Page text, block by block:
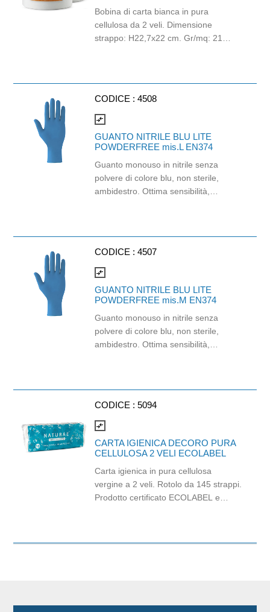
Bobina di carta bianca in pura
cellulosa da 2 veli. Dimensione
strappo: H22,7x22 cm. Gr/mq: 21
CODICE : 4508
compare_arrows
GUANTO NITRILE BLU LITE
POWDERFREE mis.L EN374
Guanto monouso in nitrile senza
polvere di colore blu, non sterile,
ambidestro. Ottima sensibilità,
(EU) 2016/425) Adatti al contatto con
gli alimenti in accordo col regolamento
(EC) No 1935/2004 e con
regolamento della Commissione
CODICE : 4507
compare_arrows
GUANTO NITRILE BLU LITE
POWDERFREE mis.M EN374
Guanto monouso in nitrile senza
polvere di colore blu, non sterile,
ambidestro. Ottima sensibilità,
(EU) 2016/425) Adatti al contatto con
gli alimenti in accordo col regolamento
(EC) No 1935/2004 e con
regolamento della Commissione
CODICE : 5094
compare_arrows
CARTA IGIENICA DECORO PURA
CELLULOSA 2 VELI ECOLABEL
Carta igienica in pura cellulosa
vergine a 2 veli. Rotolo da 145 strappi.
Prodotto certificato ECOLABEL e